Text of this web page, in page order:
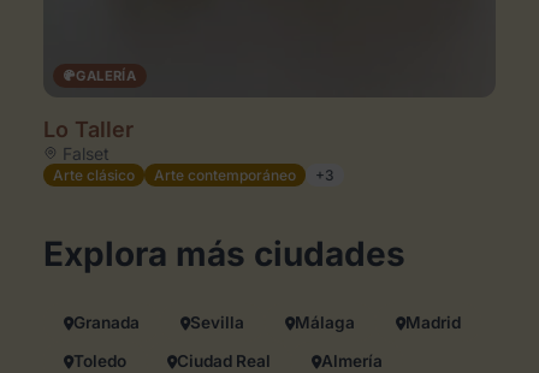
GALERÍA
Lo Taller
Falset
Arte clásico Arte contemporáneo +3
Explora más ciudades
Granada Sevilla Málaga Madrid
Toledo Ciudad Real Almería